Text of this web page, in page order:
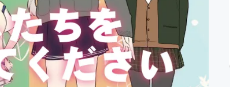
CAMPFIRE for Social Good
CAMPFIRE
CAMPFIREふるさと納税
machi-ya